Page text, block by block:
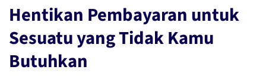
Hentikan Pembayaran untuk
Sesuatu yang Tidak Kamu
Butuhkan